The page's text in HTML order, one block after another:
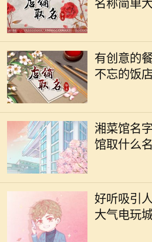
名称简单
有创意的
不忘的饭
湘菜馆名
馆取什么
好听吸引
大气电玩